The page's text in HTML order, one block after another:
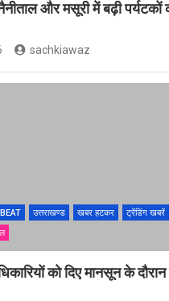
और मसूरी में बढ़ी पर्यटकों
sachkiawaz
उत्तराखण्ड खबर हटकर ट्रेंडिंग खबरें
को दिए मानसून के